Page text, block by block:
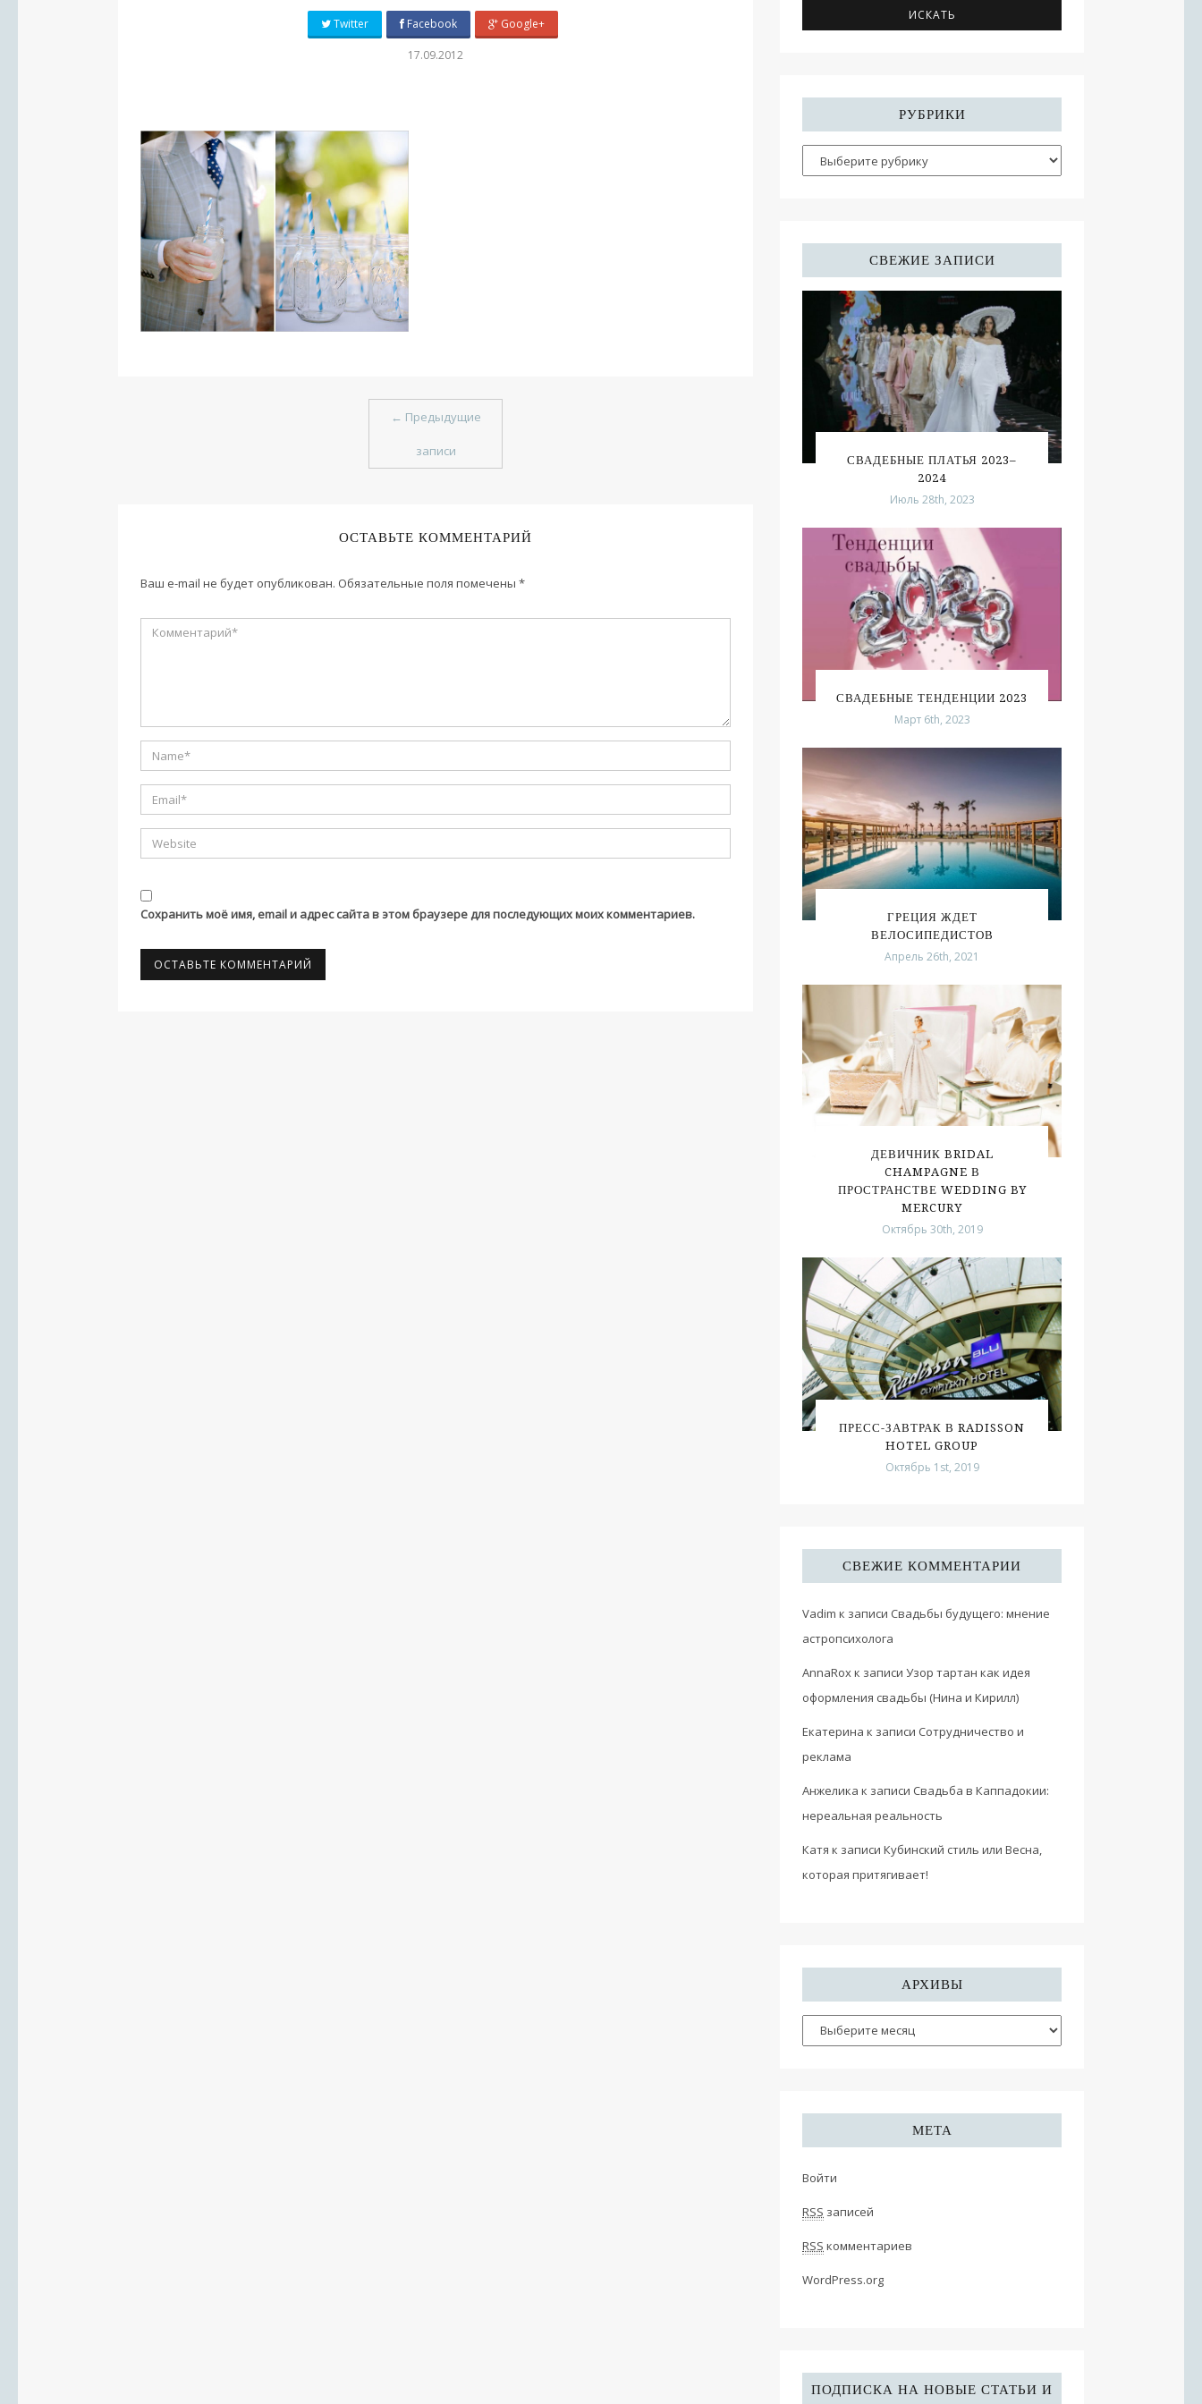
Twitter Facebook Google+
17.09.2012
← Предыдущие
записи
ОСТАВЬТЕ КОММЕНТАРИЙ
Ваш e-mail не будет опубликован. Обязательные поля помечены *
Сохранить моё имя, email и адрес сайта в этом браузере для последующих моих комментариев.
РУБРИКИ
СВЕЖИЕ ЗАПИСИ
СВАДЕБНЫЕ ПЛАТЬЯ 2023–
2024
Июль 28th, 2023
СВАДЕБНЫЕ ТЕНДЕНЦИИ 2023
Март 6th, 2023
ГРЕЦИЯ ЖДЕТ
ВЕЛОСИПЕДИСТОВ
Апрель 26th, 2021
ДЕВИЧНИК BRIDAL
CHAMPAGNE В
ПРОСТРАНСТВЕ WEDDING BY
MERCURY
Октябрь 30th, 2019
ПРЕСС-ЗАВТРАК В RADISSON
HOTEL GROUP
Октябрь 1st, 2019
СВЕЖИЕ КОММЕНТАРИИ
Vadim к записи Свадьбы будущего: мнение
астропсихолога
AnnaRoxк записи Узор тартан как идея
оформления свадьбы (Нина и Кирилл)
Екатерина к записи Сотрудничество и
реклама
Анжелика к записи Свадьба в Каппадокии:
нереальная реальность
Катя к записи Кубинский стиль или Весна,
которая притягивает!
АРХИВЫ
МЕТА
Войти
RSS записей
RSS комментариев
WordPress.org
ПОДПИСКА НА НОВЫЕ СТАТЬИ И